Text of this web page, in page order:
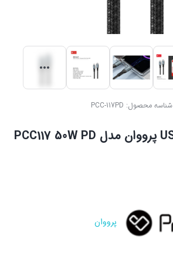
شناسه محصول: PCC-117PD
کابل تبدیل USB-C پرووان مدل PCC117 50W PD
پرووان